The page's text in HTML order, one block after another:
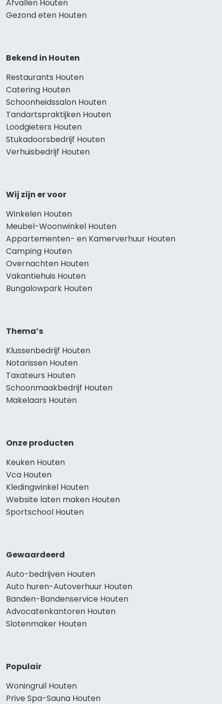
Afvallen Houten
Gezond eten Houten
Bekend in Houten
Restaurants Houten
Catering Houten
Schoonheidssalon Houten
Tandartspraktijken Houten
Loodgieters Houten
Stukadoorsbedrijf Houten
Verhuisbedrijf Houten
Wij zijn er voor
Winkelen Houten
Meubel-Woonwinkel Houten
Appartementen- en Kamerverhuur Houten
Camping Houten
Overnachten Houten
Vakantiehuis Houten
Bungalowpark Houten
Thema’s
Klussenbedrijf Houten
Notarissen Houten
Taxateurs Houten
Schoonmaakbedrijf Houten
Makelaars Houten
Onze producten
Keuken Houten
Vca Houten
Kledingwinkel Houten
Website laten maken Houten
Sportschool Houten
Gewaardeerd
Auto-bedrijven Houten
Auto huren-Autoverhuur Houten
Banden-Bandenservice Houten
Advocatenkantoren Houten
Slotenmaker Houten
Populair
Woningruil Houten
Prive Spa-Sauna Houten